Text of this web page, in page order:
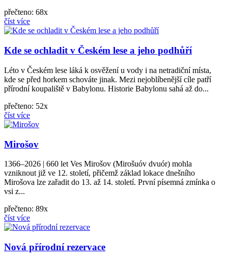
přečteno: 68x
číst více
Kde se ochladit v Českém lese a jeho podhůří
Léto v Českém lese láká k osvěžení u vody i na netradiční místa,
kde se před horkem schováte jinak. Mezi nejoblíbenější cíle patří
přírodní koupaliště v Babylonu. Historie Babylonu sahá až do...
přečteno: 52x
číst více
Mirošov
1366–2026 | 660 let Ves Mirošov (Mirošuóv dvuór) mohla
vzniknout již ve 12. století, přičemž základ lokace dnešního
Mirošova lze zařadit do 13. až 14. století. První písemná zmínka o
vsi z...
přečteno: 89x
číst více
Nová přírodní rezervace